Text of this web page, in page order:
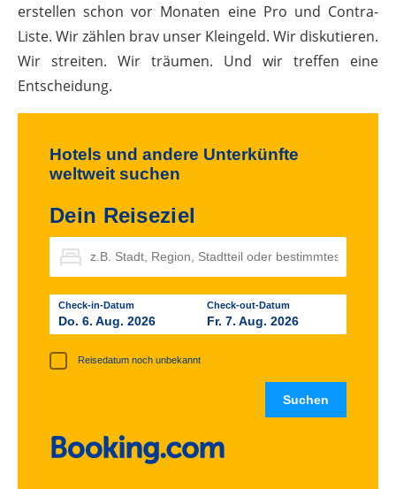
erstellen schon vor Monaten eine Pro und Contra-
Liste. Wir zählen brav unser Kleingeld. Wir diskutieren.
Wir streiten. Wir träumen. Und wir treffen eine
Entscheidung.
Hotels und andere Unterkünfte
weltweit suchen
Dein Reiseziel
Check-in-Datum
Do. 6. Aug. 2026
Check-out-Datum
Fr. 7. Aug. 2026
Reisedatum noch unbekannt